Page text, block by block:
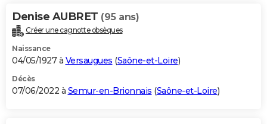
Denise AUBRET (95 ans)
Créer une cagnotte obsèques
Naissance
04/05/1927 à Versaugues (Saône-et-Loire)
Décès
07/06/2022 à Semur-en-Brionnais (Saône-et-Loire)